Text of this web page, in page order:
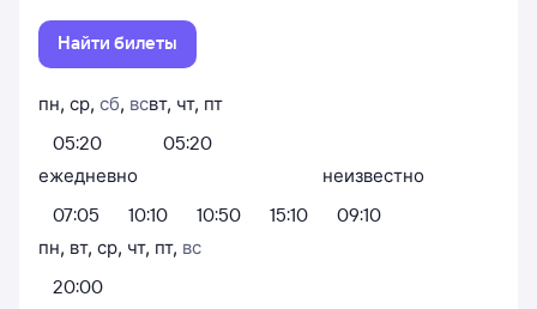
Найти билеты
пн, ср, сб, вс
05:20
вт, чт, пт
05:20
ежедневно
07:05
10:10 10:50 15:10
неизвестно
09:10
пн, вт, ср, чт, пт, вс
20:00